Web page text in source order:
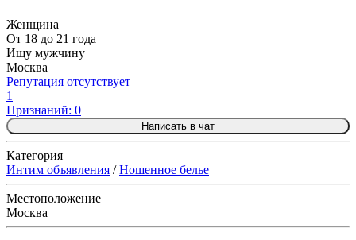
Женщина
От 18 до 21 года
Ищу мужчину
Москва
Репутация отсутствует
1
Признаний: 0
Написать в чат
Категория
Интим объявления /Ношенное белье
Местоположение
Москва